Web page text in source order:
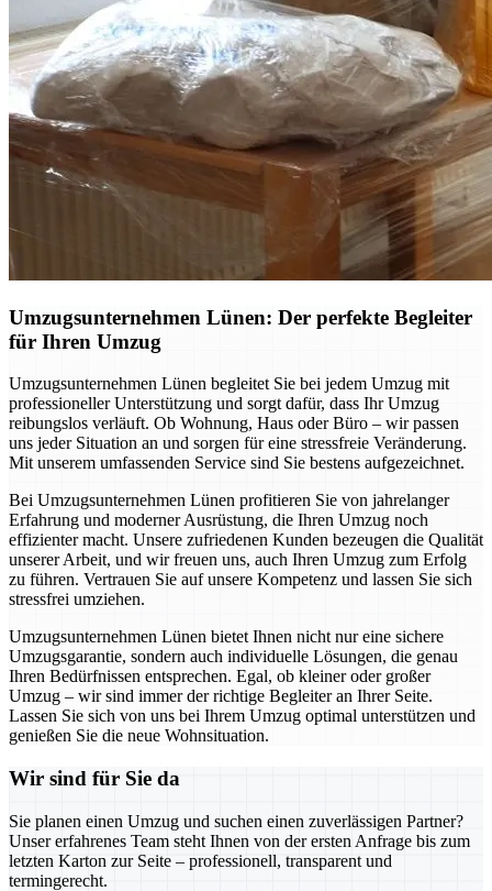
Umzugsunternehmen Lünen: Der perfekte Begleiter
für Ihren Umzug
Umzugsunternehmen Lünen begleitet Sie bei jedem Umzug mit
professioneller Unterstützung und sorgt dafür, dass Ihr Umzug
reibungslos verläuft. Ob Wohnung, Haus oder Büro – wir passen
uns jeder Situation an und sorgen für eine stressfreie Veränderung.
Mit unserem umfassenden Service sind Sie bestens aufgezeichnet.
Bei Umzugsunternehmen Lünen profitieren Sie von jahrelanger
Erfahrung und moderner Ausrüstung, die Ihren Umzug noch
effizienter macht. Unsere zufriedenen Kunden bezeugen die Qualität
unserer Arbeit, und wir freuen uns, auch Ihren Umzug zum Erfolg
zu führen. Vertrauen Sie auf unsere Kompetenz und lassen Sie sich
stressfrei umziehen.
Umzugsunternehmen Lünen bietet Ihnen nicht nur eine sichere
Umzugsgarantie, sondern auch individuelle Lösungen, die genau
Ihren Bedürfnissen entsprechen. Egal, ob kleiner oder großer
Umzug – wir sind immer der richtige Begleiter an Ihrer Seite.
Lassen Sie sich von uns bei Ihrem Umzug optimal unterstützen und
genießen Sie die neue Wohnsituation.
Wir sind für Sie da
Sie planen einen Umzug und suchen einen zuverlässigen Partner?
Unser erfahrenes Team steht Ihnen von der ersten Anfrage bis zum
letzten Karton zur Seite – professionell, transparent und
termingerecht.